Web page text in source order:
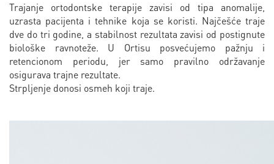
Trajanje ortodontske terapije zavisi od tipa anomalije,
uzrasta pacijenta i tehnike koja se koristi. Najčešće traje
dve do tri godine, a stabilnost rezultata zavisi od postignute
biološke ravnoteže. U Ortisu posvećujemo pažnju i
retencionom periodu, jer samo pravilno održavanje
osigurava trajne rezultate.
Strpljenje donosi osmeh koji traje.